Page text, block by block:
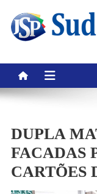
content
DUPLA
FACADAS
CARTÕES